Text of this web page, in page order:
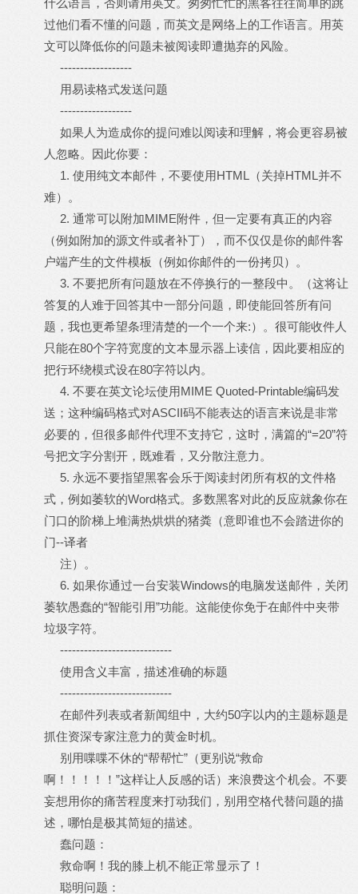
什么语言，否则请用英文。匆匆忙忙的黑客往往简单的跳
过他们看不懂的问题，而英文是网络上的工作语言。用英
文可以降低你的问题未被阅读即遭抛弃的风险。
------------------
用易读格式发送问题
------------------
如果人为造成你的提问难以阅读和理解，将会更容易被
人忽略。因此你要：
1. 使用纯文本邮件，不要使用HTML（关掉HTML并不
难）。
2. 通常可以附加MIME附件，但一定要有真正的内容
（例如附加的源文件或者补丁），而不仅仅是你的邮件客
户端产生的文件模板（例如你邮件的一份拷贝）。
3. 不要把所有问题放在不停换行的一整段中。（这将让
答复的人难于回答其中一部分问题，即使能回答所有问
题，我也更希望条理清楚的一个一个来:）。很可能收件人
只能在80个字符宽度的文本显示器上读信，因此要相应的
把行环绕模式设在80字符以内。
4. 不要在英文论坛使用MIME Quoted-Printable编码发
送；这种编码格式对ASCII码不能表达的语言来说是非常
必要的，但很多邮件代理不支持它，这时，满篇的“=20”符
号把文字分割开，既难看，又分散注意力。
5. 永远不要指望黑客会乐于阅读封闭所有权的文件格
式，例如萎软的Word格式。多数黑客对此的反应就象你在
门口的阶梯上堆满热烘烘的猪粪（意即谁也不会踏进你的
门--译者
注）。
6. 如果你通过一台安装Windows的电脑发送邮件，关闭
萎软愚蠢的“智能引用”功能。这能使你免于在邮件中夹带
垃圾字符。
----------------------------
使用含义丰富，描述准确的标题
----------------------------
在邮件列表或者新闻组中，大约50字以内的主题标题是
抓住资深专家注意力的黄金时机。
别用喋喋不休的“帮帮忙”（更别说“救命
啊！！！！！”这样让人反感的话）来浪费这个机会。不要
妄想用你的痛苦程度来打动我们，别用空格代替问题的描
述，哪怕是极其简短的描述。
蠢问题：
救命啊！我的膝上机不能正常显示了！
聪明问题：